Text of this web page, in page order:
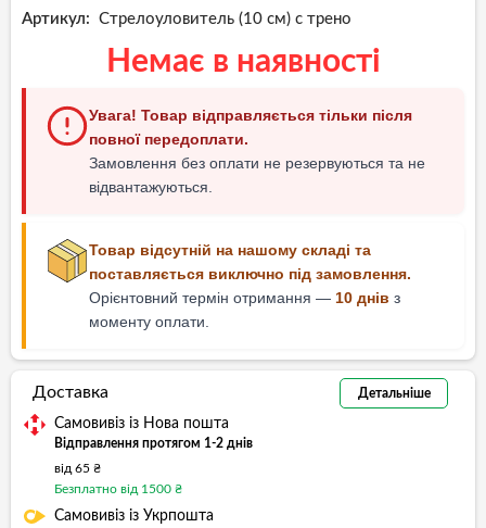
Артикул: Стрелоуловитель (10 см) с трено
Немає в наявності
Увага! Товар відправляється тільки після
повної передоплати.
Замовлення без оплати не резервуються та не
відвантажуються.
Товар відсутній на нашому складі та
поставляється виключно під замовлення.
Орієнтовний термін отримання — 10 днів з
моменту оплати.
Доставка Детальніше
Самовивіз із Нова пошта
Відправлення протягом 1-2 днів
від 65 ₴
Безплатно від 1500 ₴
Самовивіз із Укрпошта